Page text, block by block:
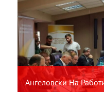
Ангеловски На